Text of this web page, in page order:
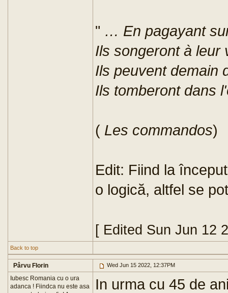
" … En pagayant
Ils songeront à leur
Ils peuvent demain
Ils tomberont dans
( Les commandos)
Edit: Fiind la
o logică, altfel se
[ Edited Sun Jun 12
Back to top
Pârvu Florin Wed Jun 15 2022, 12:37PM
Iubesc Romania cu o ura
adanca ! Fiindca nu este asa
In urma cu 45 de